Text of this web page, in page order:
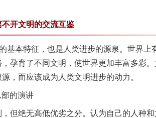
开文明的交流互鉴
本特征，也是人类进步的源泉。世界上
孕育了不同文明，使世界更加丰富多彩
，而应该成为人类文明进步的动力。
的演讲
绝无高低优劣之分。认为自己的人种和